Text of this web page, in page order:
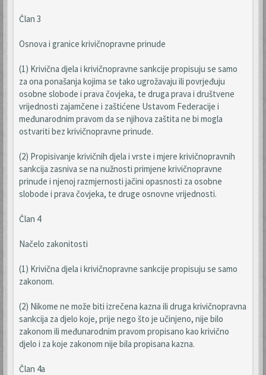
Član 3
Osnova i granice krivičnopravne prinude
(1) Krivična djela i krivičnopravne sankcije propisuju se samo
za ona ponašanja kojima se tako ugrožavaju ili povrjeđuju
osobne slobode i prava čovjeka, te druga prava i društvene
vrijednosti zajamčene i zaštićene Ustavom Federacije i
međunarodnim pravom da se njihova zaštita ne bi mogla
ostvariti bez krivičnopravne prinude.
(2) Propisivanje krivičnih djela i vrste i mjere krivičnopravnih
sankcija zasniva se na nužnosti primjene krivičnopravne
prinude i njenoj razmjernosti jačini opasnosti za osobne
slobode i prava čovjeka, te druge osnovne vrijednosti.
Član 4
Načelo zakonitosti
(1) Krivična djela i krivičnopravne sankcije propisuju se samo
zakonom.
(2) Nikome ne može biti izrečena kazna ili druga krivičnopravna
sankcija za djelo koje, prije nego što je učinjeno, nije bilo
zakonom ili međunarodnim pravom propisano kao krivično
djelo i za koje zakonom nije bila propisana kazna.
Član 4a